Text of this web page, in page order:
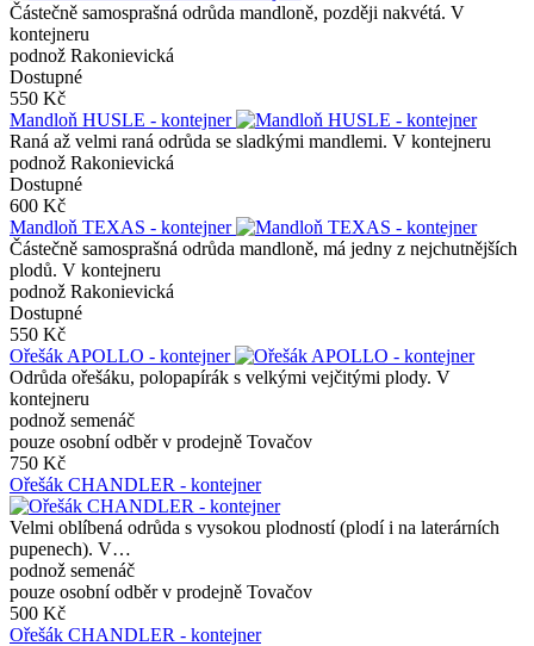
Částečně samosprašná odrůda mandloně, později nakvétá. V
kontejneru
podnož Rakonievická
Dostupné
550 Kč
Mandloň HUSLE - kontejner
Raná až velmi raná odrůda se sladkými mandlemi. V kontejneru
podnož Rakonievická
Dostupné
600 Kč
Mandloň TEXAS - kontejner
Částečně samosprašná odrůda mandloně, má jedny z nejchutnějších
plodů. V kontejneru
podnož Rakonievická
Dostupné
550 Kč
Ořešák APOLLO - kontejner
Odrůda ořešáku, polopapírák s velkými vejčitými plody. V
kontejneru
podnož semenáč
pouze osobní odběr v prodejně Tovačov
750 Kč
Ořešák CHANDLER - kontejner
Velmi oblíbená odrůda s vysokou plodností (plodí i na laterárních
pupenech). V…
podnož semenáč
pouze osobní odběr v prodejně Tovačov
500 Kč
Ořešák CHANDLER - kontejner